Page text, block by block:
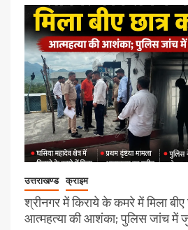
उत्तराखण्ड क्राइम
श्रीनगर में किराये के कमरे में मिला
आत्महत्या की आशंका; पुलिस जांच में